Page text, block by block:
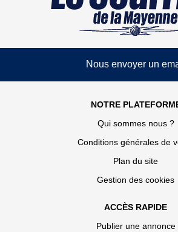
Nous envoyer un
NOTRE
Qui sommes nous ?
Conditions générales de
Plan du site
Gestion des cookies
ACCÈS RAPIDE
Publier une annonce